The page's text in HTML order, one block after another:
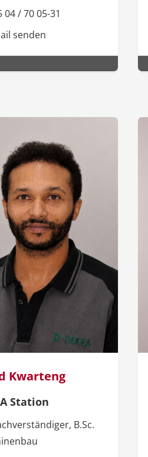
04 / 70 05-31
senden
Kwarteng
Station
B.Sc.